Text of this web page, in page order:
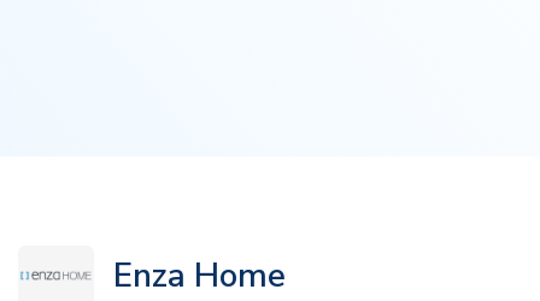
Enza Home